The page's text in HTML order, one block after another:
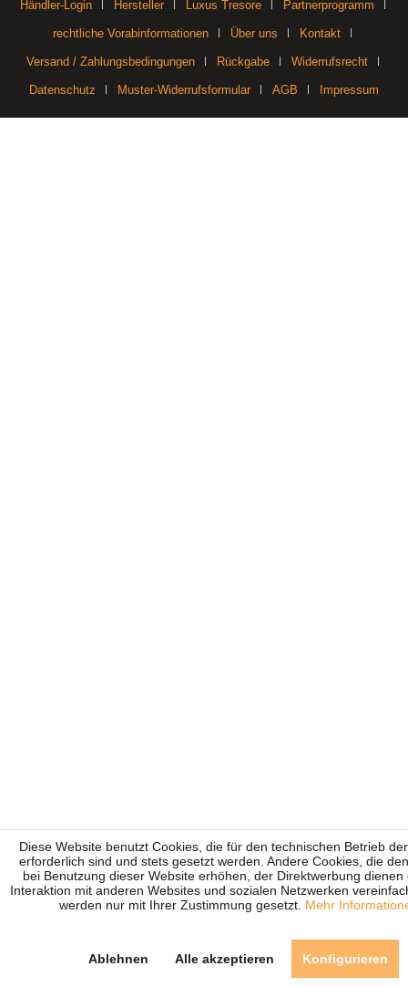
Händler-Login Hersteller Luxus Tresore Partnerprogramm
rechtliche Vorabinformationen Über uns Kontakt
Versand / Zahlungsbedingungen Rückgabe Widerrufsrecht
Datenschutz Muster-Widerrufsformular AGB
Impressum
Diese Website benutzt Cookies, die für den technischen Betrieb
erforderlich sind und stets gesetzt werden. Andere Cookies, die
bei Benutzung dieser Website erhöhen, der Direktwerbung dienen
Interaktion mit anderen Websites und sozialen Netzwerken
werden nur mit Ihrer Zustimmung gesetzt. Mehr
Ablehnen Alle akzeptieren Konfigurieren